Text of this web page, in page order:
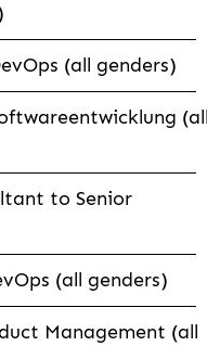
(all genders)
to Senior
(all genders)
Management (all